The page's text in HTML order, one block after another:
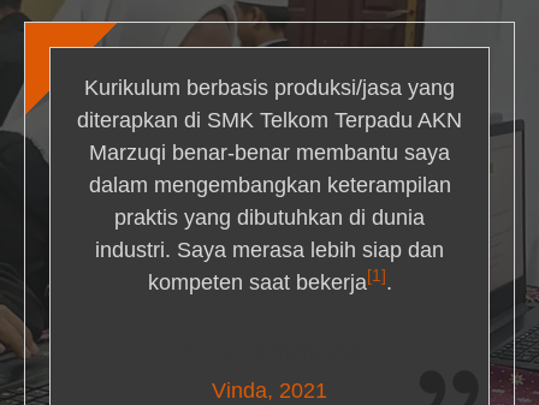
Kurikulum berbasis produksi/jasa yang
diterapkan di SMK Telkom Terpadu AKN
Marzuqi benar-benar membantu saya
dalam mengembangkan keterampilan
praktis yang dibutuhkan di dunia
industri. Saya merasa lebih siap dan
kompeten saat bekerja[1] .
Vinda, 2021